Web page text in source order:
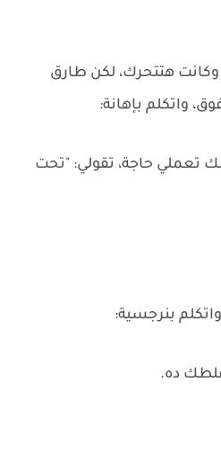
هتتحرك، لكن طارق
واتكلم بإهانة:
تعملي حاجة، تقولي: "تحت
بنرجسية:
ده.